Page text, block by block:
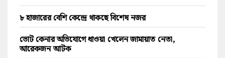
৮ হাজারের বেশি কেন্দ্রে থাকছে বিশেষ নজর
ভোট কেনার অভিযোগে ধাওয়া খেলেন জামায়াত নেতা,
আরেকজন আটক